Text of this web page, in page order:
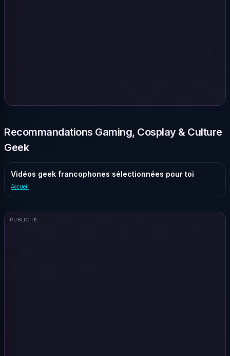
Recommandations Gaming, Cosplay & Culture
Geek
Vidéos geek francophones sélectionnées pour toi
Accueil
PUBLICITÉ